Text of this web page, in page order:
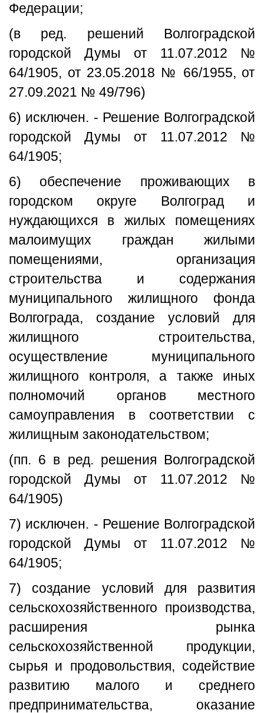
Федерации;
(в ред. решений Волгоградской
городской Думы от 11.07.2012 №
64/1905, от 23.05.2018 № 66/1955, от
27.09.2021 № 49/796)
6) исключен. - Решение Волгоградской
городской Думы от 11.07.2012 №
64/1905;
6) обеспечение проживающих в
городском округе Волгоград и
нуждающихся в жилых помещениях
малоимущих граждан жилыми
помещениями, организация
строительства и содержания
муниципального жилищного фонда
Волгограда, создание условий для
жилищного строительства,
осуществление муниципального
жилищного контроля, а также иных
полномочий органов местного
самоуправления в соответствии с
жилищным законодательством;
(пп. 6 в ред. решения Волгоградской
городской Думы от 11.07.2012 №
64/1905)
7) исключен. - Решение Волгоградской
городской Думы от 11.07.2012 №
64/1905;
7) создание условий для развития
сельскохозяйственного производства,
расширения рынка
сельскохозяйственной продукции,
сырья и продовольствия, содействие
развитию малого и среднего
предпринимательства, оказание